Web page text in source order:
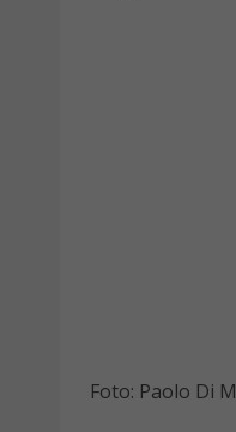
Foto: Paolo Di